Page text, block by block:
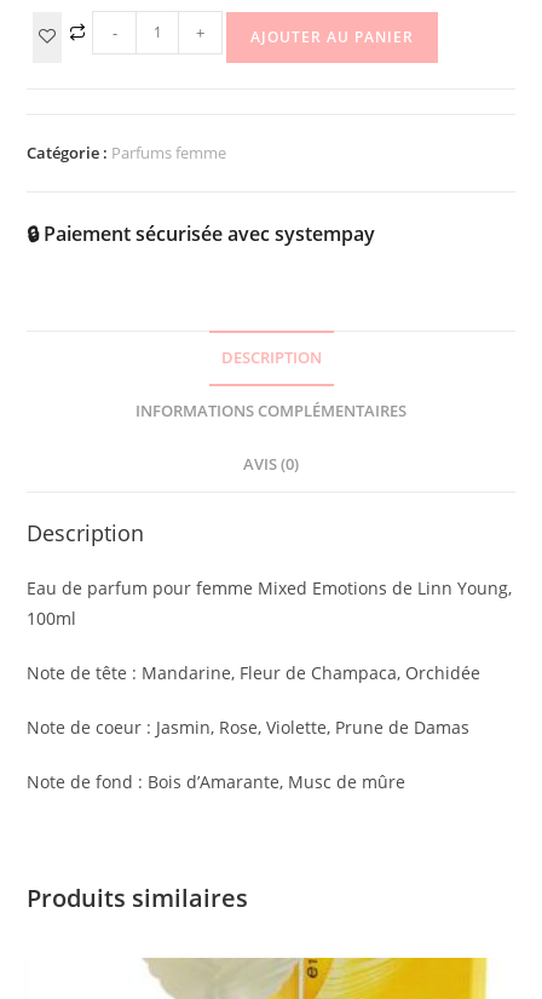
- + AJOUTER AU PANIER
Catégorie : Parfums femme
🔒 Paiement sécurisée avec systempay
DESCRIPTION
INFORMATIONS COMPLÉMENTAIRES
AVIS (0)
Description
Eau de parfum pour femme Mixed Emotions de Linn Young,
100ml
Note de tête : Mandarine, Fleur de Champaca, Orchidée
Note de coeur : Jasmin, Rose, Violette, Prune de Damas
Note de fond : Bois d’Amarante, Musc de mûre
Produits similaires